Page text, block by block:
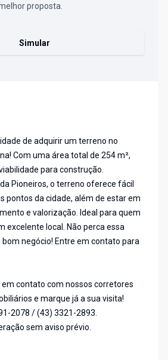
proposta.
Simular
de adquirir um terreno no
Com uma área total de 254 m²,
para construção.
Pioneiros, o terreno oferece fácil
pontos da cidade, além de estar em
e valorização. Ideal para quem
excelente local. Não perca essa
negócio! Entre em contato para
contato com nossos corretores
e marque já a sua visita!
2078 / (43) 3321-2893.
sem aviso prévio.